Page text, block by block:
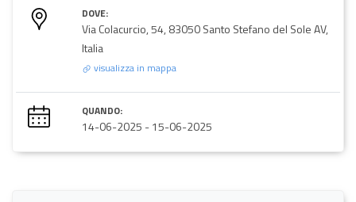
DOVE:
Via Colacurcio, 54, 83050 Santo Stefano del Sole AV,
Italia
visualizza in mappa
QUANDO:
14-06-2025 -15-06-2025